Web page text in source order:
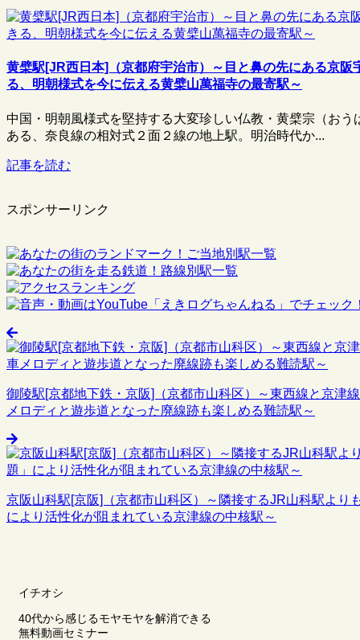
黄檗駅[JR西日本]（京都府宇治市）～目と鼻の先にある京阪
る、明朝様式を今に伝える黄檗山萬福寺の最寄駅～
中国・明朝風様式を堅持する大変珍しい仏教・黄檗宗（お
ある、奈良線の相対式２面２線の地上駅。明治時代か...
記事を読む
スポンサーリンク
御陵駅[京都地下鉄・京阪]（京都市山科区）～東西線と京津
メロディと遊歩道となった廃線跡も楽しめる難読駅～
京阪山科駅[京阪]（京都市山科区）～隣接するJR山科駅より
により活性化が阻まれている京津線の中核駅～
イチオシ
40代から感じるモヤモヤを解消できる
無料動画セミナー